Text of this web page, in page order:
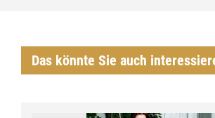
Das könnte Sie auch